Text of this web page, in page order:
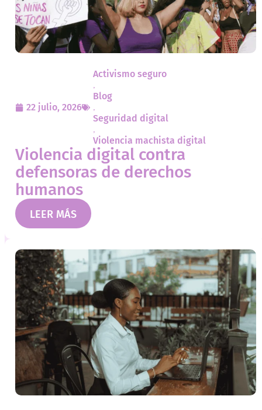
22 julio, 2026
Activismo seguro
,
Blog
,
Seguridad digital
,
Violencia machista digital
Violencia digital contra
defensoras de derechos
humanos
LEER MÁS